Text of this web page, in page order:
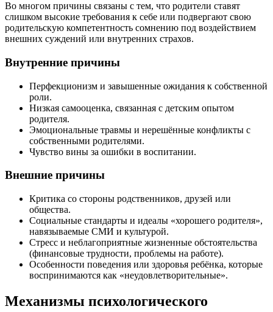
Во многом причины связаны с тем, что родители ставят
слишком высокие требования к себе или подвергают свою
родительскую компетентность сомнению под воздействием
внешних суждений или внутренних страхов.
Внутренние причины
Перфекционизм и завышенные ожидания к собственной
роли.
Низкая самооценка, связанная с детским опытом
родителя.
Эмоциональные травмы и нерешённые конфликты с
собственными родителями.
Чувство вины за ошибки в воспитании.
Внешние причины
Критика со стороны родственников, друзей или
общества.
Социальные стандарты и идеалы «хорошего родителя»,
навязываемые СМИ и культурой.
Стресс и неблагоприятные жизненные обстоятельства
(финансовые трудности, проблемы на работе).
Особенности поведения или здоровья ребёнка, которые
воспринимаются как «неудовлетворительные».
Механизмы психологического